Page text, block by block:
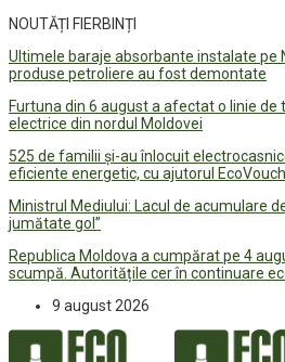
NOUTĂȚI FIERBINȚI
Ultimele baraje absorbante instalate pe
produse petroliere au fost demontate
Furtuna din 6 august a afectat o linie de
electrice din nordul Moldovei
525 de familii și-au înlocuit
eficiente energetic, cu ajutorul
Ministrul Mediului: Lacul de acumulare
jumătate gol”
Republica Moldova a cumpărat pe 4
scumpă. Autoritățile cer în continuare
9 august 2026